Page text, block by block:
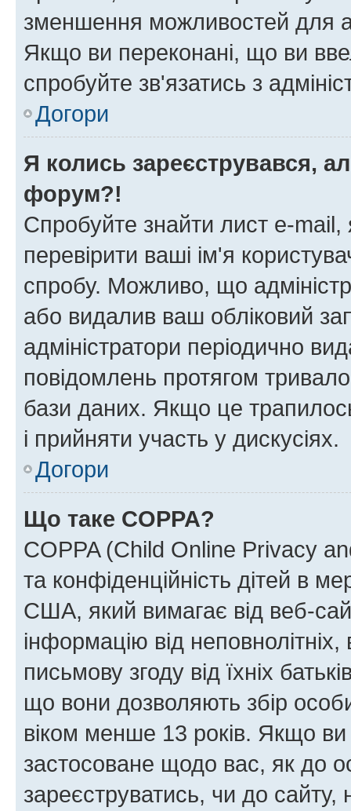
зменшення можливостей для
Якщо ви переконані, що ви
спробуйте зв'язатись з
Догори
Я колись зареєструвався,
форум?!
Спробуйте знайти лист e-mail,
перевірити ваші ім'я
спробу. Можливо, що
або видалив ваш обліковий
адміністратори періодично
повідомлень протягом
бази даних. Якщо це
і прийняти участь у дискусіях.
Догори
Що таке COPPA?
COPPA (Child Online Privacy
та конфіденційність дітей в
США, який вимагає від веб-
інформацію від
письмову згоду від їхніх
що вони дозволяють збір
віком менше 13 років. Якщо
застосоване щодо вас, як до
зареєструватись, чи до